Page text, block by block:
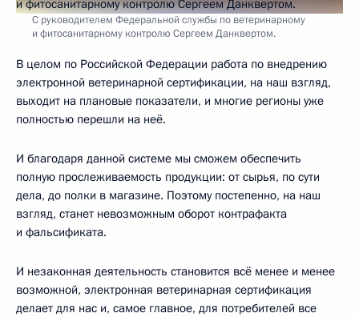
С руководителем Федеральной службы по ветеринарному
и фитосанитарному контролю Сергеем Данквертом.
В целом по Российской Федерации работа по внедрению
электронной ветеринарной сертификации, на наш взгляд,
выходит на плановые показатели, и многие регионы уже
полностью перешли на неё.
И благодаря данной системе мы сможем обеспечить
полную прослеживаемость продукции: от сырья, по сути
дела, до полки в магазине. Поэтому постепенно, на наш
взгляд, станет невозможным оборот контрафакта
и фальсификата.
И незаконная деятельность становится всё менее и менее
возможной, электронная ветеринарная сертификация
делает для нас и, самое главное, для потребителей все